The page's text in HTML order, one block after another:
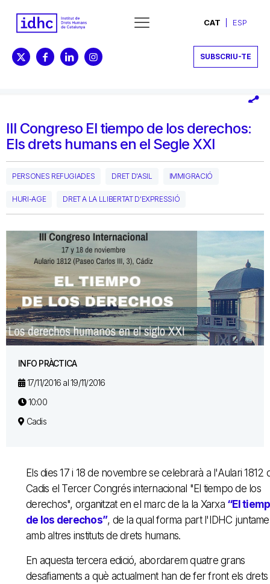
CAT ESP
SUBSCRIU-TE
III Congreso El tiempo de los derechos:
Els drets humans en el Segle XXI
PERSONES REFUGIADES DRET D'ASIL IMMIGRACIÓ
HURI-AGE DRET A LA LLIBERTAT D'EXPRESSIÓ
INFO PRÀCTICA
17/11/2016 al 19/11/2016
10:00
Cadis
Els dies 17 i 18 de novembre se celebrarà a l'Aulari 1812
Cadis el Tercer Congrés internacional "El tiempo de los
derechos", organitzat en el marc de la la Xarxa “El
de los derechos”, de la qual forma part l'IDHC
amb altres instituts de drets humans.
En aquesta tercera edició, abordarem quatre grans
desafiaments a què actualment han de fer front els drets